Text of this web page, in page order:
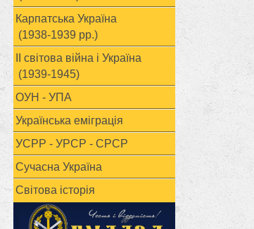
Карпатська Україна
(1938-1939 рр.)
ІІ світова війна і Україна
(1939-1945)
ОУН - УПА
Українська еміграція
УСРР - УРСР - СРСР
Сучасна Україна
Світова історія